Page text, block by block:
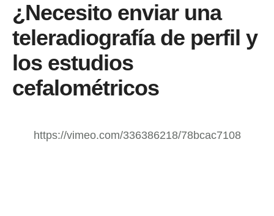
¿Necesito enviar una
teleradiografí­a de perfil y
los estudios
cefalométricos
https://vimeo.com/336386218/78bcac7108